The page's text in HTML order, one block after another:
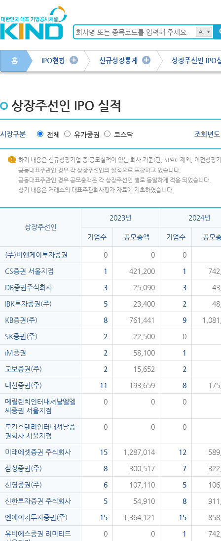
홈 IPO현황 신규상장통계 상장주선인 IPO
상장주선인 IPO 실적
시장구분 전체 유가증권 코스닥 조회년도
하기 내용은 신규상장기업 중 공모실적이 있는 회사 기준(단, SPAC 제외, 이전상장
공동대표주관인 경우 각 상장주선인의 실적으로 포함하고 있습니다.
공동대표주관인 경우 공모총액은 각 상장주선인 별로 동일하게 적용 되었습니다.
상기 내용은 거래소의 대표주관회사평가 자료에 기초하였습니다.
상장주선인
2023년 2024년
기업수 공모총액 기업수 공모
(주)비엔케이투자증권 0 0 0
CS증권 서울지점 1 421,200 1
DB증권주식회사 3 25,090 3
IBK투자증권(주) 5 23,400 2
KB증권(주) 8 761,441 9
SK증권(주) 2 22,500 0
iM증권 2 58,100 1
교보증권(주) 2 15,652 2
대신증권(주) 11 193,659 8
메릴린치인터내셔날엘엘
씨증권 서울지점
0 0 0
모간스탠리인터내셔날증
권회사 서울지점
0 0 0
미래에셋증권 주식회사 15 1,287,014 12
삼성증권(주) 8 300,517 7
신영증권(주) 6 107,110 5
신한투자증권 주식회사 5 54,910 8
엔에이치투자증권(주) 15 1,364,121 15
유비에스증권 리미티드
0 0 1